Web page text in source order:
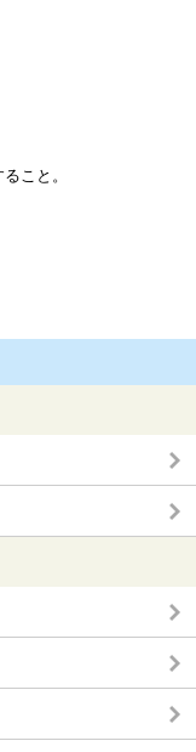
こと。